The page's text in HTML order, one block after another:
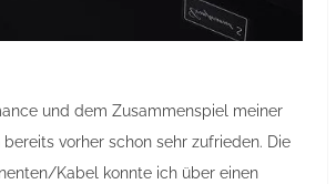
und dem Zusammenspiel meiner
vorher schon sehr zufrieden. Die
Kabel konnte ich über einen